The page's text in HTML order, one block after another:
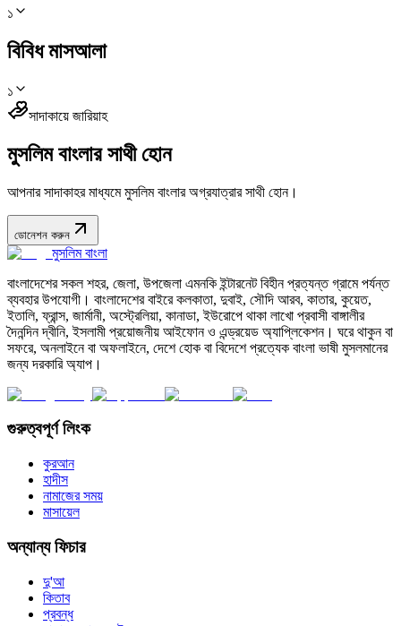
১
বিবিধ মাসআলা
১
সাদাকায়ে জারিয়াহ
মুসলিম বাংলার সাথী হোন
আপনার সাদাকাহর মাধ্যমে মুসলিম বাংলার অগ্রযাত্রার সাথী হোন।
ডোনেশন করুন
মুসলিম বাংলা
বাংলাদেশের সকল শহর, জেলা, উপজেলা এমনকি ইন্টারনেট বিহীন প্রত্যন্ত গ্রামে পর্যন্ত
ব্যবহার উপযোগী। বাংলাদেশের বাইরে কলকাতা, দুবাই, সৌদি আরব, কাতার, কুয়েত,
ইতালি, ফ্রান্স, জার্মানী, অস্ট্রেলিয়া, কানাডা, ইউরোপে থাকা লাখো প্রবাসী বাঙ্গালীর
দৈনন্দিন দ্বীনি, ইসলামী প্রয়োজনীয় আইফোন ও এন্ড্রয়েড অ্যাপ্লিকেশন। ঘরে থাকুন বা
সফরে, অনলাইনে বা অফলাইনে, দেশে হোক বা বিদেশে প্রত্যেক বাংলা ভাষী মুসলমানের
জন্য দরকারি অ্যাপ।
গুরুত্বপূর্ণ লিংক
কুরআন
হাদীস
নামাজের সময়
মাসায়েল
অন্যান্য ফিচার
দু'আ
কিতাব
প্রবন্ধ